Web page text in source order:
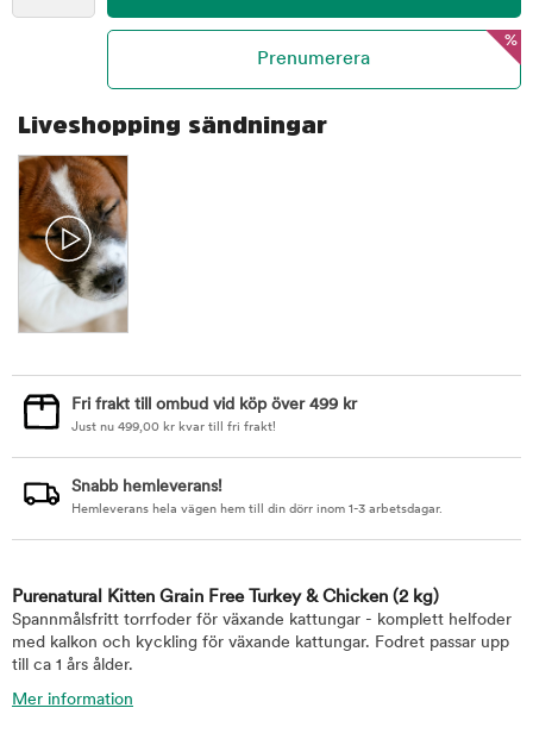
%
Liveshopping sändningar
Fri frakt till ombud vid köp över 499 kr
Just nu 499,00 kr kvar till fri frakt!
Snabb hemleverans!
Hemleverans hela vägen hem till din dörr inom 1-3 arbetsdagar.
Purenatural Kitten Grain Free Turkey & Chicken (2 kg)
Spannmålsfritt torrfoder för växande kattungar - komplett helfoder
med kalkon och kyckling för växande kattungar. Fodret passar upp
till ca 1 års ålder.
Mer information